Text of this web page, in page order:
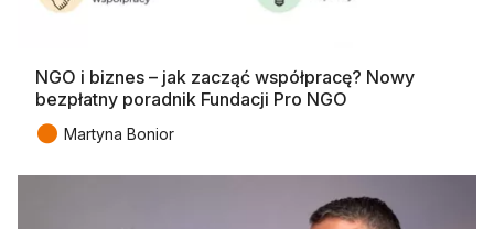
NGO i biznes – jak zacząć współpracę? Nowy
bezpłatny poradnik Fundacji Pro NGO
● Martyna Bonior